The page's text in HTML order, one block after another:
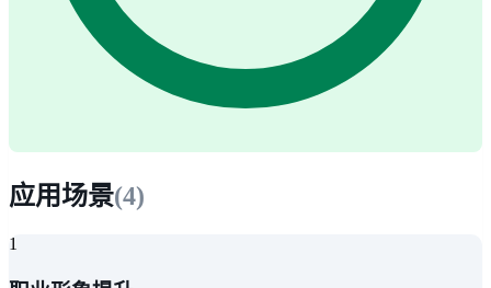
应用场景(4)
1